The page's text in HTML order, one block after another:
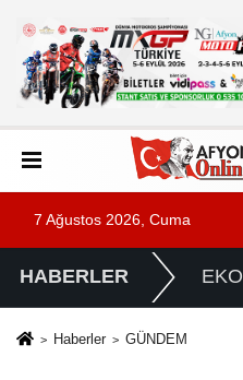
7 Ağustos 2026, Cuma
HABERLER
Haberler GÜNDEM